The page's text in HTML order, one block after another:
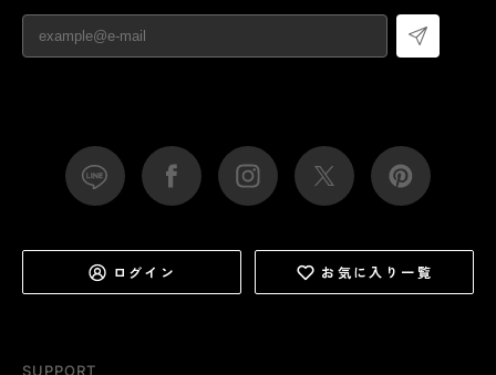
SUPPORT
ログイン お気に入り一覧